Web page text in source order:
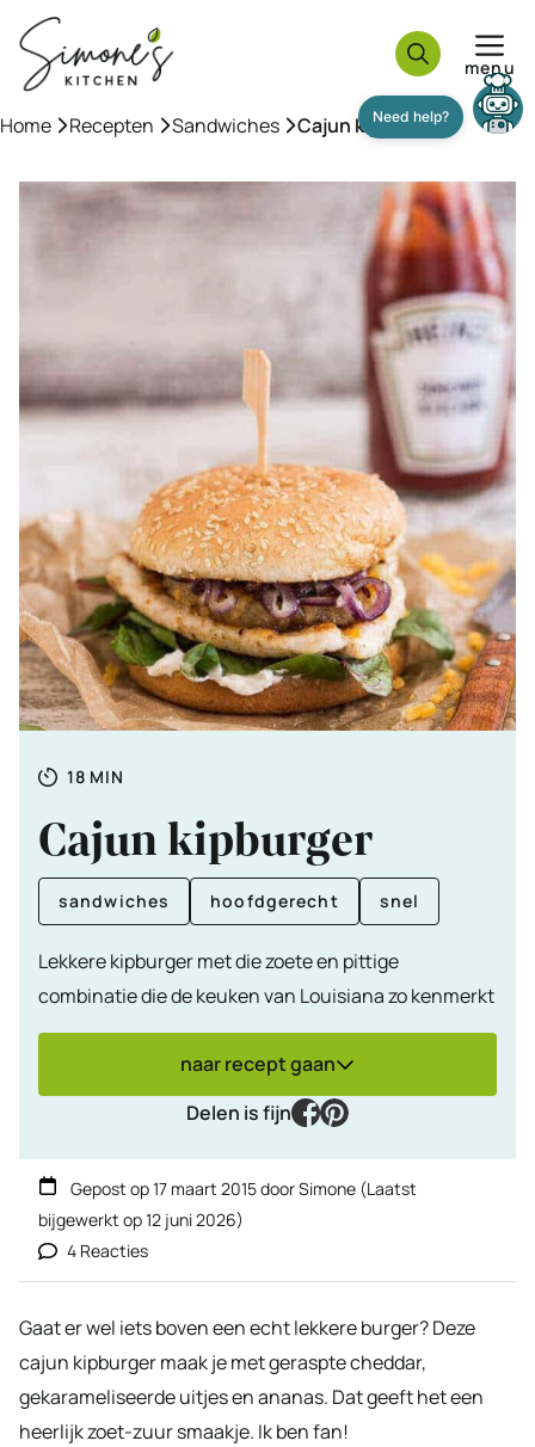
naar
inhoud
menu
Home »Recepten »Sandwiches »Cajun kipburger
Totale
18 MINUTEN
MIN
Cajun kipburger
sandwiches hoofdgerecht snel
Lekkere kipburger met die zoete en pittige
combinatie die de keuken van Louisiana zo kenmerkt
naar recept gaan
Delen is fijn
facebook
pinterest
Gepost op17 maart 2015doorSimone (Laatst
bijgewerkt op12 juni 2026)
4 Reacties
Gaat er wel iets boven een echt lekkere burger? Deze
cajun kipburger maak je met geraspte cheddar,
gekarameliseerde uitjes en ananas. Dat geeft het een
heerlijk zoet-zuur smaakje. Ik ben fan!